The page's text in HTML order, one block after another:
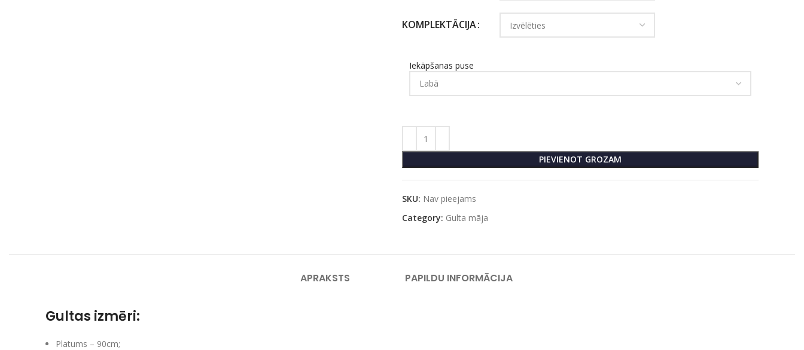
KOMPLEKTĀCIJA
Iekāpšanas puse
PIEVIENOT GROZAM
SKU: Nav pieejams
Category: Gulta māja
APRAKSTS PAPILDU INFORMĀCIJA
Gultas izmēri:
Platums – 90cm;